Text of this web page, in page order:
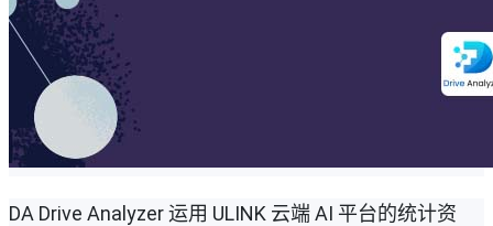
DA Drive Analyzer 运用 ULINK 云端 AI 平台的统计资